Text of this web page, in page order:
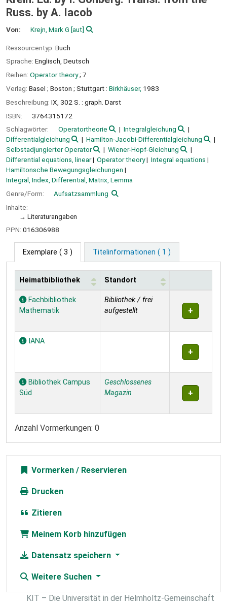
Russ. by A. Iacob
Von: Krejn, Mark G [aut]
Ressourcentyp: Buch
Sprache: Englisch, Deutsch
Reihen: Operator theory; 7
Verlag: Basel ; Boston ; Stuttgart : Birkhäuser, 1983
Beschreibung: IX, 302 S. : graph. Darst
ISBN:
3764315172
Schlagwörter:
Operatortheorie
Integralgleichung
Differentialgleichung
Hamilton-Jacobi-Differentialgleichung
Selbstadjungierter Operator
Wiener-Hopf-Gleichung
Differential equations, linear
Operator theory
Integral equations
Hamiltonsche Bewegungsgleichungen
Integral, Index, Differential, Matrix, Lemma
Genre/Form:
Aufsatzsammlung
Inhalte:
Literaturangaben
PPN: 016306988
Exemplare ( 3 ) Titelinformationen ( 1 )
Exemplare
Heimatbibliothek Standort
Fachbibliothek
Mathematik
Bibliothek / frei
aufgestellt
IANA
Bibliothek Campus
Süd
Geschlossenes
Magazin
Anzahl Vormerkungen: 0
Vormerken
Drucken
Zitieren
Meinem Korb hinzufügen
Datensatz speichern
Weitere Suchen
KIT – Die Universität in der Helmholtz-Gemeinschaft